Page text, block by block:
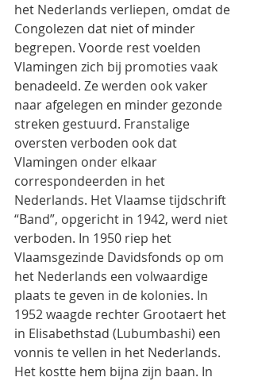
het Nederlands verliepen, omdat de
Congolezen dat niet of minder
begrepen. Voorde rest voelden
Vlamingen zich bij promoties vaak
benadeeld. Ze werden ook vaker
naar afgelegen en minder gezonde
streken gestuurd. Franstalige
oversten verboden ook dat
Vlamingen onder elkaar
correspondeerden in het
Nederlands. Het Vlaamse tijdschrift
“Band”, opgericht in 1942, werd niet
verboden. In 1950 riep het
Vlaamsgezinde Davidsfonds op om
het Nederlands een volwaardige
plaats te geven in de kolonies. In
1952 waagde rechter Grootaert het
in Elisabethstad (Lubumbashi) een
vonnis te vellen in het Nederlands.
Het kostte hem bijna zijn baan. In